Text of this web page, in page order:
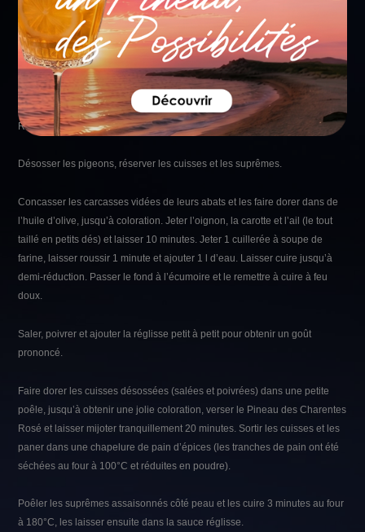
Pour le fond :
1 oignon
1 carotte
1 gousse d’ail
Recette :
Désosser les pigeons, réserver les cuisses et les suprêmes.
Concasser les carcasses vidées de leurs abats et les faire dorer dans de
l’huile d’olive, jusqu’à coloration. Jeter l’oignon, la carotte et l’ail (le tout
taillé en petits dés) et laisser 10 minutes. Jeter 1 cuillerée à soupe de
farine, laisser roussir 1 minute et ajouter 1 l d’eau. Laisser cuire jusqu’à
demi-réduction. Passer le fond à l’écumoire et le remettre à cuire à feu
doux.
Saler, poivrer et ajouter la réglisse petit à petit pour obtenir un goût
prononcé.
Faire dorer les cuisses désossées (salées et poivrées) dans une petite
poêle, jusqu’à obtenir une jolie coloration, verser le Pineau des Charentes
Rosé et laisser mijoter tranquillement 20 minutes. Sortir les cuisses et les
paner dans une chapelure de pain d’épices (les tranches de pain ont été
séchées au four à 100°C et réduites en poudre).
Poêler les suprêmes assaisonnés côté peau et les cuire 3 minutes au four
à 180°C, les laisser ensuite dans la sauce réglisse.